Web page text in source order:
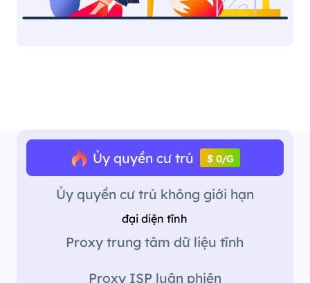
Ủy quyền cư trú $ 0/G
Ủy quyền cư trú không giới hạn
đại diện tĩnh
Proxy trung tâm dữ liệu tĩnh
Proxy ISP luân phiên